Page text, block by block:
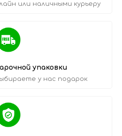
или наличными курьеру
упаковки
у нас подарок